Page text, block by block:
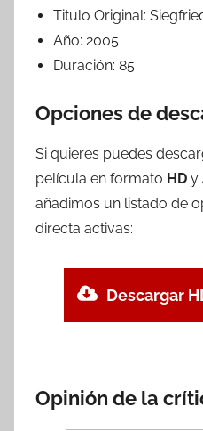
Titulo Original:
Año: 2005
Duración: 85
Opciones de
Si quieres puedes
película en formato HD y
añadimos un listado de
directa activas:
Descargar
Opinión de la